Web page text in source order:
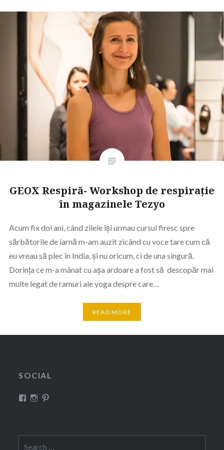
GEOX Respiră- Workshop de respirație
în magazinele Tezyo
Acum fix doi ani, când zilele își urmau cursul firesc spre
sărbătorile de iarnă m-am auzit zicând cu voce tare cum că
eu vreau să plec în India, și nu oricum, ci de una singură.
Dorința ce m-a mânat cu așa ardoare a fost să descopăr mai
multe legat de ramuri ale yoga despre care…
READ MORE
SOCIAL
View
Facebook
View
Pinterest